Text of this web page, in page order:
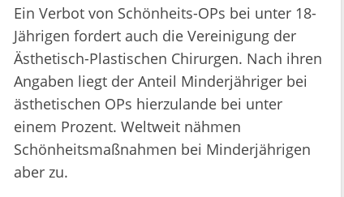
Ein Verbot von Schönheits-OPs bei unter 18-
Jährigen fordert auch die Vereinigung der
Ästhetisch-Plastischen Chirurgen. Nach ihren
Angaben liegt der Anteil Minderjähriger bei
ästhetischen OPs hierzulande bei unter
einem Prozent. Weltweit nähmen
Schönheitsmaßnahmen bei Minderjährigen
aber zu.